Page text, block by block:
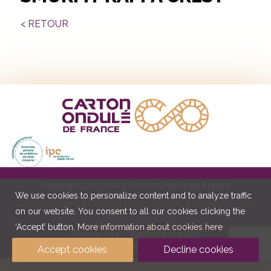
< RETOUR
Carton Ondulé de France, 23 rue d’Aumale 75009 Paris – Tél. :
01 45 63 13 30
Plan du site
Mentions légales
Politique de confidentialité et cookies
We use cookies to personalize content and to analyze traffic
on our website. You consent to all our cookies clicking the
‘Accept’ button.
More information about cookies here
Accept cookies Decline cookies